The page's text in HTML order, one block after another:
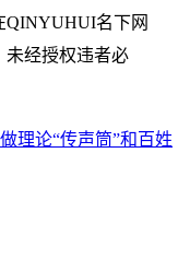
QINYUHUI名下网
未经授权违者必
理论“传声筒”和百姓